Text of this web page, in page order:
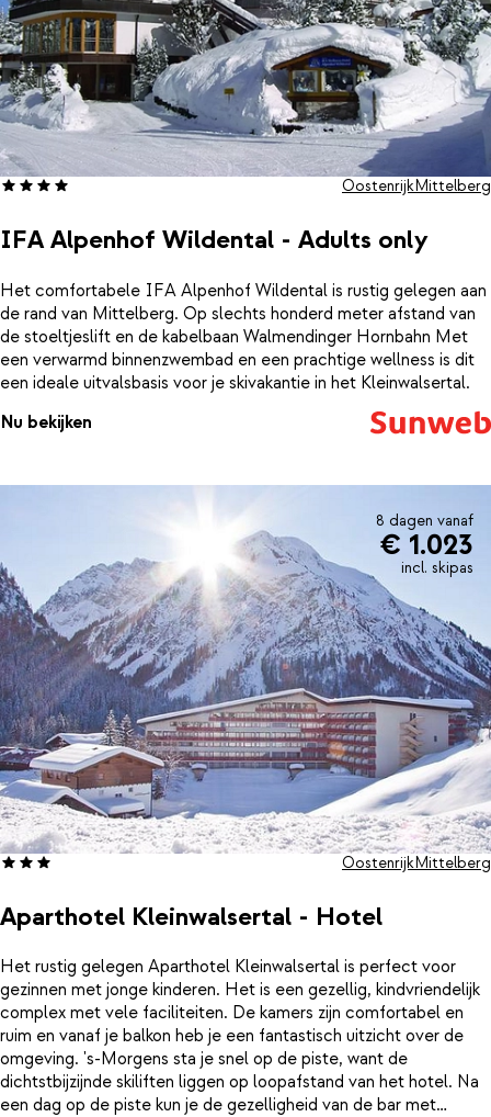
IFA Alpenhof Wildental - Adults only
OostenrijkMittelberg
Het comfortabele IFA Alpenhof Wildental is rustig gelegen aan
de rand van Mittelberg. Op slechts honderd meter afstand van
de stoeltjeslift en de kabelbaan Walmendinger Hornbahn Met
een verwarmd binnenzwembad en een prachtige wellness is dit
een ideale uitvalsbasis voor je skivakantie in het Kleinwalsertal.
Nu bekijken
8 dagen vanaf
€ 1.023
incl. skipas
Aparthotel Kleinwalsertal - Hotel
OostenrijkMittelberg
Het rustig gelegen Aparthotel Kleinwalsertal is perfect voor
gezinnen met jonge kinderen. Het is een gezellig, kindvriendelijk
complex met vele faciliteiten. De kamers zijn comfortabel en
ruim en vanaf je balkon heb je een fantastisch uitzicht over de
omgeving. 's-Morgens sta je snel op de piste, want de
dichtstbijzijnde skiliften liggen op loopafstand van het hotel. Na
een dag op de piste kun je de gezelligheid van de bar met